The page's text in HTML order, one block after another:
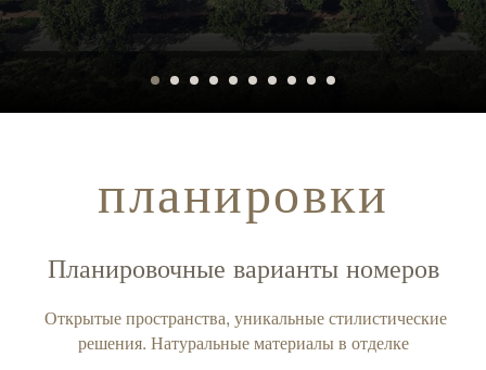
планировки
Планировочные варианты номеров
Открытые пространства, уникальные стилистические
решения. Натуральные материалы в отделке